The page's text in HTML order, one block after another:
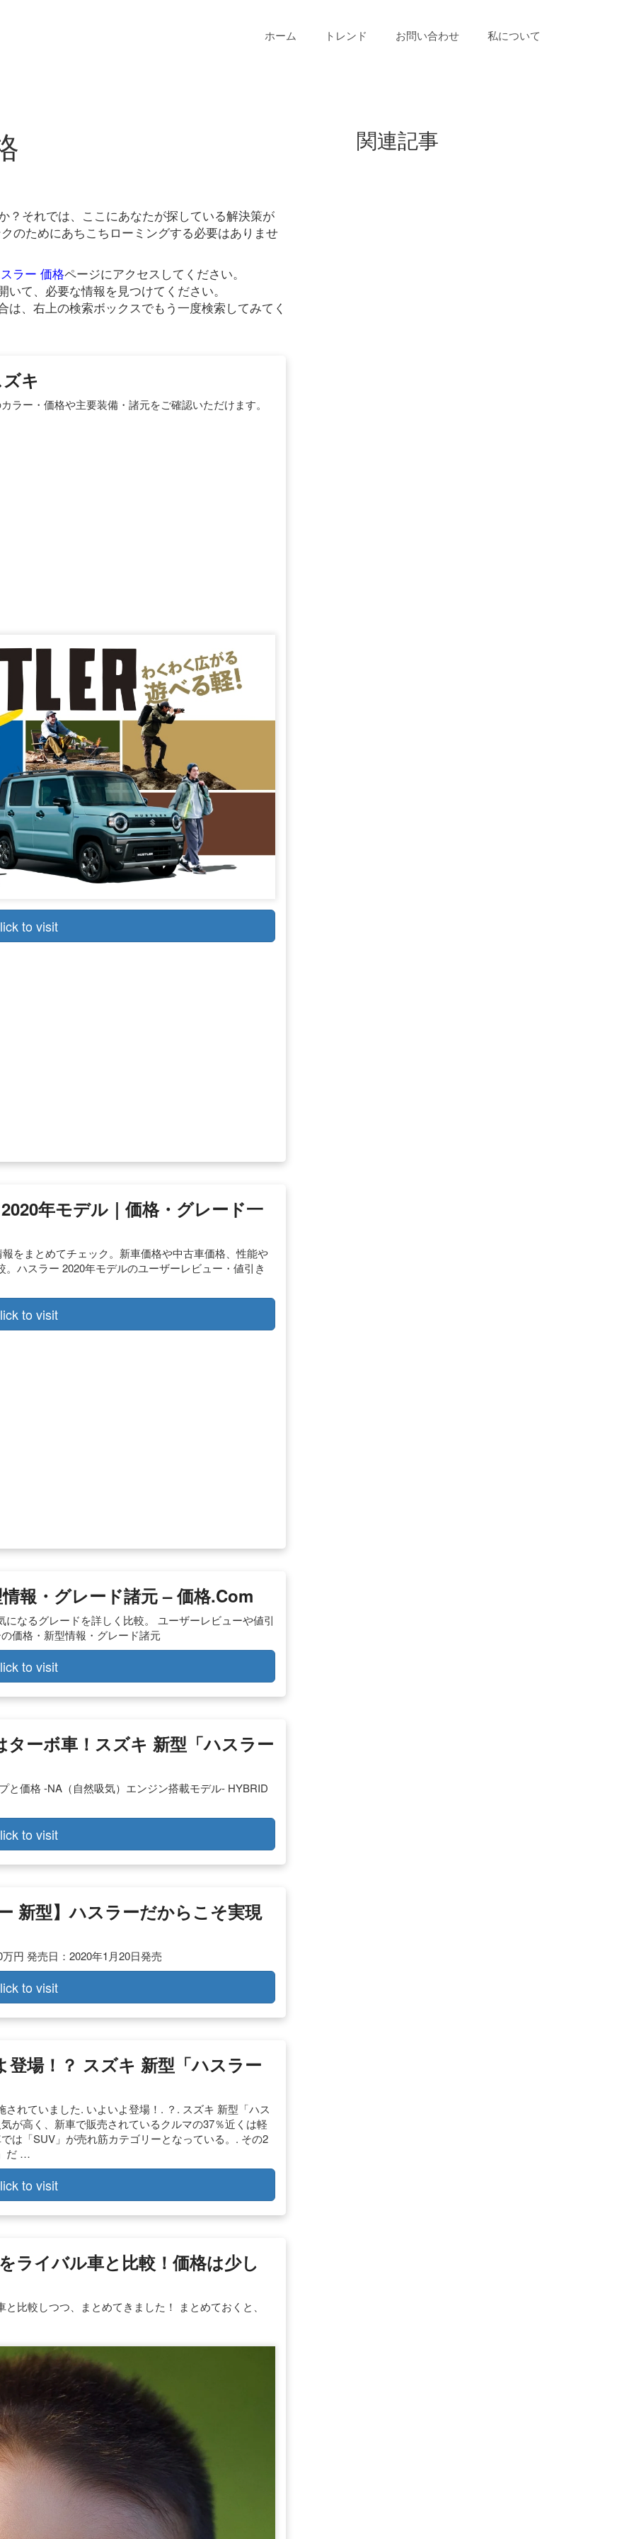
ホーム トレンド お問い合わせ 私について
？それでは、ここにあなたが探している解決策が
のためにあちこちローミングする必要はありませ
ラー 価格ページにアクセスしてください。
て、必要な情報を見つけてください。
は、右上の検索ボックスでもう一度検索してみてく
キ
ラー・価格や主要装備・諸元をご確認いただけます。
to visit
年モデル｜価格・グレード一
をまとめてチェック。新車価格や中古車価格、性能や
ハスラー 2020年モデルのユーザーレビュー・値引き
to visit
報・グレード諸元 – 価格.com
なるグレードを詳しく比較。 ユーザーレビューや値引
価格・新型情報・グレード諸元
to visit
ーボ車！スズキ 新型「ハスラー
と価格 -NA（自然吸気）エンジン搭載モデル- HYBRID
to visit
新型】ハスラーだからこそ実現
円 発売日：2020年1月20日発売
to visit
場！？ スズキ 新型「ハスラー
れていました. いよいよ登場！. ？. スズキ 新型「ハス
が高く、新車で販売されているクルマの37％近くは軽
は「SUV」が売れ筋カテゴリーとなっている。. その2
だ …
to visit
ライバル車と比較！価格は少し
比較しつつ、まとめてきました！ まとめておくと、
関連記事